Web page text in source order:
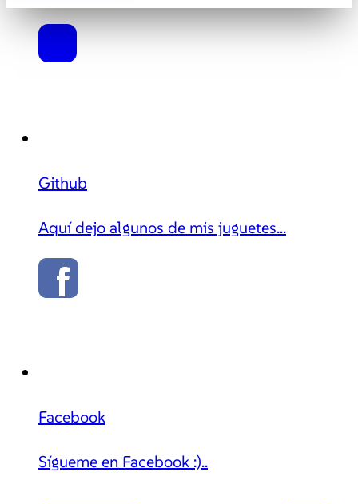
Github
Aquí dejo algunos de mis juguetes...
Facebook
Sígueme en Facebook :)..